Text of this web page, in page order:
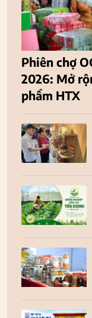
Phiên chợ
2026: Mở
phẩm HTX